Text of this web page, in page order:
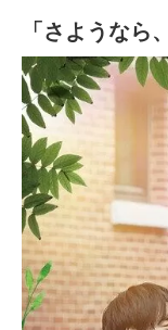
「さようなら